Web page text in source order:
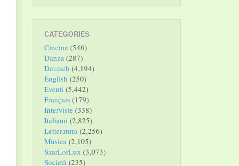
CATEGORIES
Cinema (546)
Danza (287)
Deutsch (4,194)
English (250)
Eventi (5,442)
Français (179)
Interviste (338)
Italiano (2,825)
Letteratura (2,256)
Musica (2,105)
SaarLorLux (3,073)
Società (235)